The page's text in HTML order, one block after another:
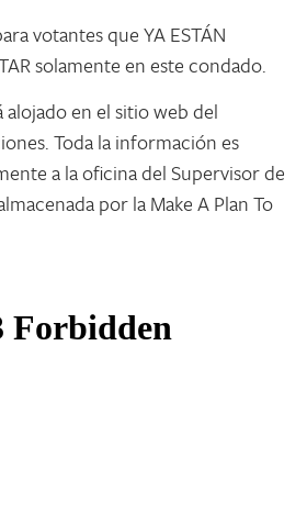
votantes que YA ESTÁN
solamente en este condado.
en el sitio web del
Toda la información es
a la oficina del Supervisor de
por la Make A Plan To